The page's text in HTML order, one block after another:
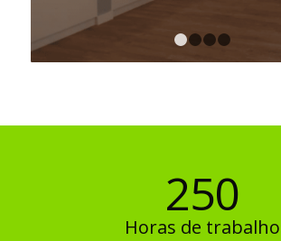
250
Horas de trabalho